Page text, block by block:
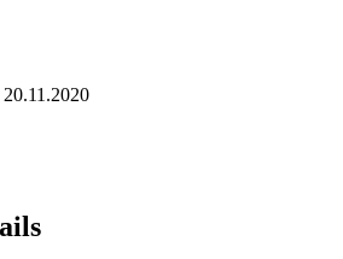
20.11.2020